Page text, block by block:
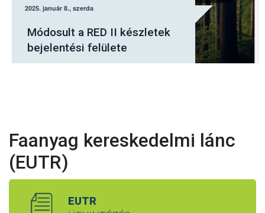
elektronikus felületén kell
jelenteni a fásításban
tervezett fakitermeléseket
Faanyag kereskedelmi lánc
(EUTR)
EUTR